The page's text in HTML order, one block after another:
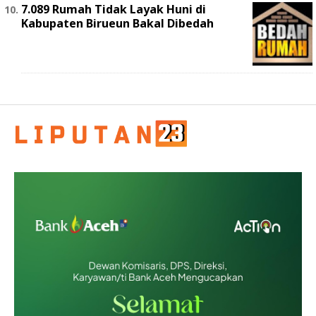
7.089 Rumah Tidak Layak Huni di
Kabupaten Birueun Bakal Dibedah